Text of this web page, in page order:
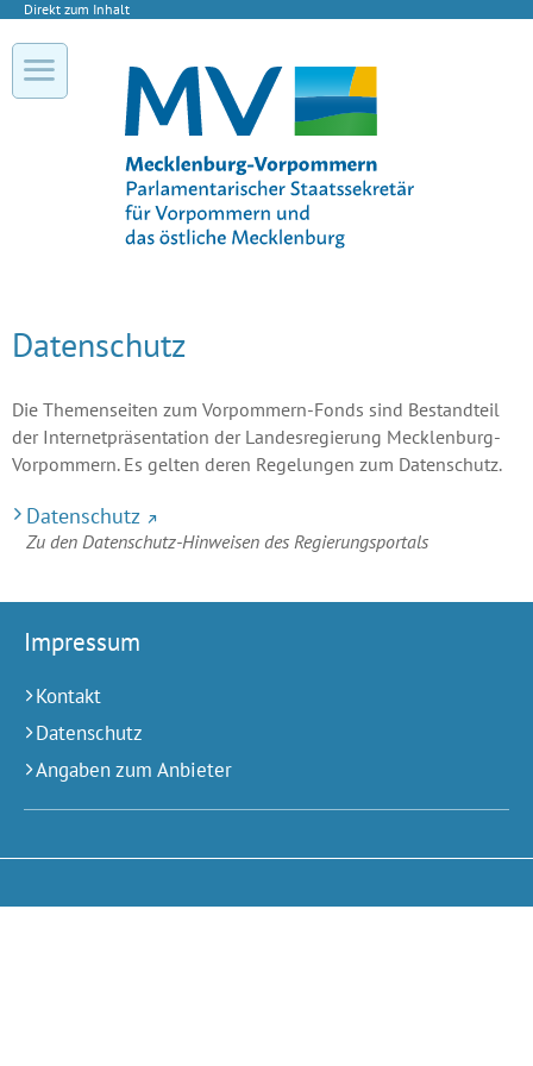
Direkt zum Inhalt
Datenschutz
Die Themenseiten zum Vorpommern-Fonds sind Bestandteil
der Internetpräsentation der Landesregierung Mecklenburg-
Vorpommern. Es gelten deren Regelungen zum Datenschutz.
Datenschutz
Zu den Datenschutz-Hinweisen des Regierungsportals
Impressum
Kontakt
Datenschutz
Angaben zum Anbieter